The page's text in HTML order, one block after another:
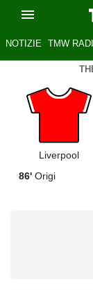
NOTIZIE TMW
Liverpool
86' Origi